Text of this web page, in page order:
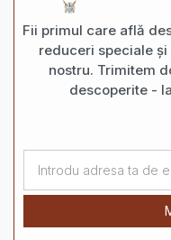
Fii primul care află
reduceri speciale
nostru. Trimitem
descoperite -